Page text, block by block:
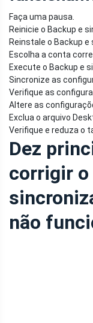
Faça uma pausa.
Reinicie o Backup e
Reinstale o Backup e
Escolha a conta
Execute o Backup e
Sincronize as
Verifique as
Altere as
Exclua o arquivo
Verifique e reduza o
Dez
corrigir o
não